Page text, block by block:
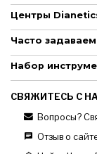
Центры
Часто
Набор
СВЯЖИТЕСЬ С
Вопросы?
Отзыв о